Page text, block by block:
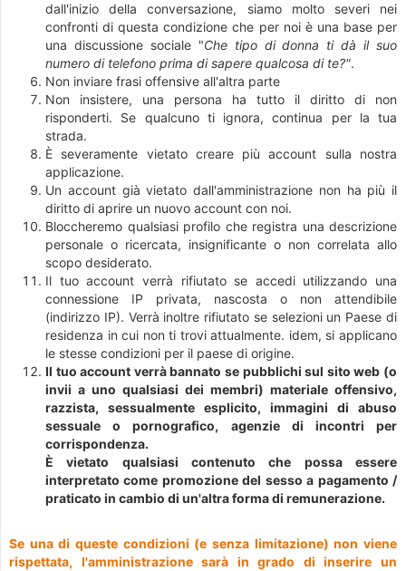
dall'inizio della conversazione, siamo molto severi nei
confronti di questa condizione che per noi è una base per
una discussione sociale "Che tipo di donna ti dà il suo
numero di telefono prima di sapere qualcosa di te?".
Non inviare frasi offensive all'altra parte
Non insistere, una persona ha tutto il diritto di non
risponderti. Se qualcuno ti ignora, continua per la tua
strada.
È severamente vietato creare più account sulla nostra
applicazione.
Un account già vietato dall'amministrazione non ha più il
diritto di aprire un nuovo account con noi.
Bloccheremo qualsiasi profilo che registra una descrizione
personale o ricercata, insignificante o non correlata allo
scopo desiderato.
Il tuo account verrà rifiutato se accedi utilizzando una
connessione IP privata, nascosta o non attendibile
(indirizzo IP). Verrà inoltre rifiutato se selezioni un Paese di
residenza in cui non ti trovi attualmente. idem, si applicano
le stesse condizioni per il paese di origine.
Il tuo account verrà bannato se pubblichi sul sito web (o
invii a uno qualsiasi dei membri) materiale offensivo,
razzista, sessualmente esplicito, immagini di abuso
sessuale o pornografico, agenzie di incontri per
corrispondenza.
È vietato qualsiasi contenuto che possa essere
interpretato come promozione del sesso a pagamento /
praticato in cambio di un'altra forma di remunerazione.
Se una di queste condizioni (e senza limitazione) non viene
rispettata, l'amministrazione sarà in grado di inserire un